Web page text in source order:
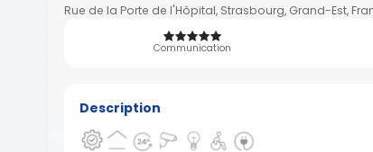
Rue de la Porte de l'Hôpital, Strasbourg, Grand-Est,
Communication
Description